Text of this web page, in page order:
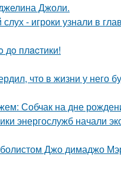
Джоли.
- игроки узнали в
плacтики!
что в жизни у него
Собчак на дне
энергослужб начали
Джо димаджо